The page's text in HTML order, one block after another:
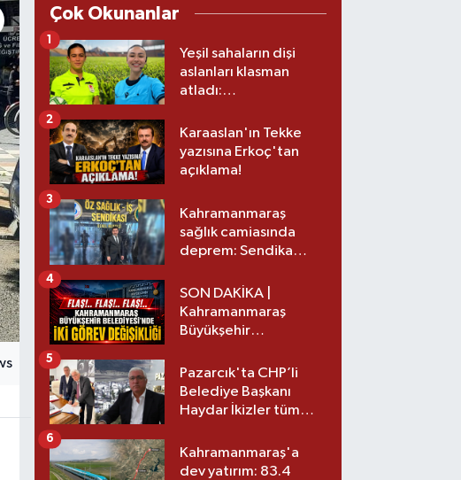
Çok Okunanlar
Yeşil sahaların dişi
aslanları klasman
atladı:
üst lige iki transfer!
1
Karaaslan'ın Tekke
yazısına Erkoç'tan
açıklama!
2
Kahramanmaraş
sağlık camiasında
deprem: Sendika
3
SON DAKİKA |
Kahramanmaraş
Büyükşehir
görev değişikliği!
4
Pazarcık'ta CHP’li
Belediye Başkanı
Haydar İkizler tüm
yeni partisi
5
Kahramanmaraş'a
dev yatırım: 83.4
6